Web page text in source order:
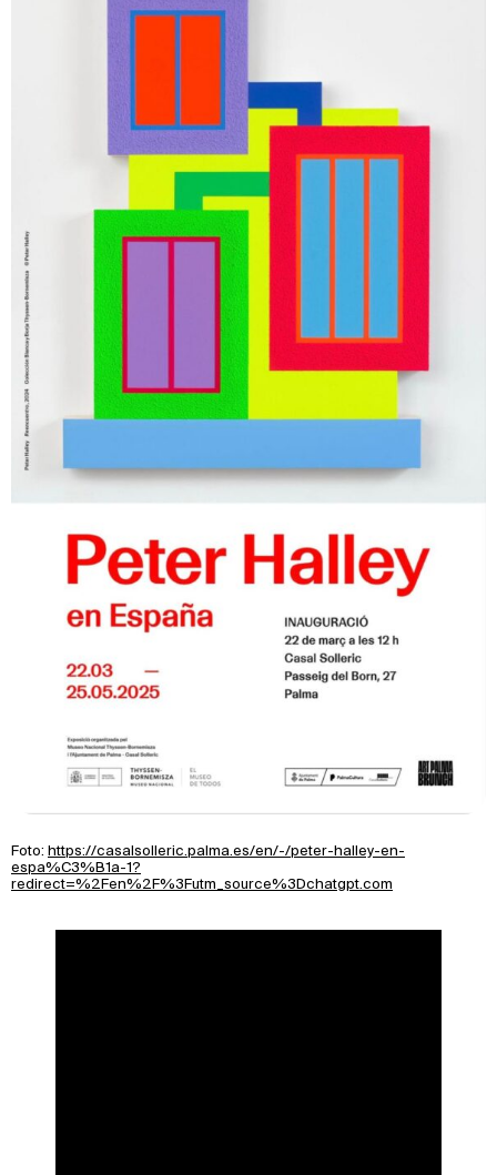
Foto: https://casalsolleric.palma.es/en/-/peter-halley-en-
espa%C3%B1a-1?
redirect=%2Fen%2F%3Futm_source%3Dchatgpt.com